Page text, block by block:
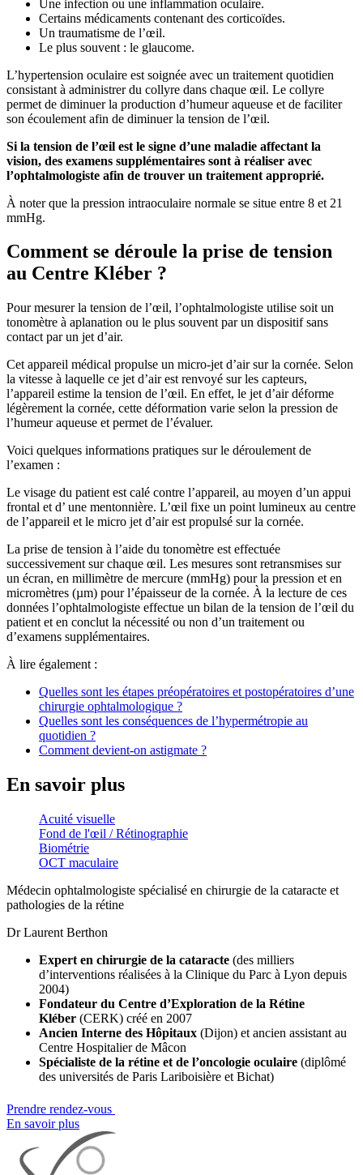
Une infection ou une inflammation oculaire.
Certains médicaments contenant des corticoïdes.
Un traumatisme de l’œil.
Le plus souvent : le glaucome.
L’hypertension oculaire est soignée avec un traitement quotidien
consistant à administrer du collyre dans chaque œil. Le collyre
permet de diminuer la production d’humeur aqueuse et de faciliter
son écoulement afin de diminuer la tension de l’œil.
Si la tension de l’œil est le signe d’une maladie affectant la
vision, des examens supplémentaires sont à réaliser avec
l’ophtalmologiste afin de trouver un traitement approprié.
À noter que la pression intraoculaire normale se situe entre 8 et 21
mmHg.
Comment se déroule la prise de tension
au Centre Kléber ?
Pour mesurer la tension de l’œil, l’ophtalmologiste utilise soit un
tonomètre à aplanation ou le plus souvent par un dispositif sans
contact par un jet d’air.
Cet appareil médical propulse un micro-jet d’air sur la cornée. Selon
la vitesse à laquelle ce jet d’air est renvoyé sur les capteurs,
l’appareil estime la tension de l’œil. En effet, le jet d’air déforme
légèrement la cornée, cette déformation varie selon la pression de
l’humeur aqueuse et permet de l’évaluer.
Voici quelques informations pratiques sur le déroulement de
l’examen :
Le visage du patient est calé contre l’appareil, au moyen d’un appui
frontal et d’ une mentonnière. L’œil fixe un point lumineux au centre
de l’appareil et le micro jet d’air est propulsé sur la cornée.
La prise de tension à l’aide du tonomètre est effectuée
successivement sur chaque œil. Les mesures sont retransmises sur
un écran, en millimètre de mercure (mmHg) pour la pression et en
micromètres (µm) pour l’épaisseur de la cornée. À la lecture de ces
données l’ophtalmologiste effectue un bilan de la tension de l’œil du
patient et en conclut la nécessité ou non d’un traitement ou
d’examens supplémentaires.
À lire également :
Quelles sont les étapes préopératoires et postopératoires d’une
chirurgie ophtalmologique ?
Quelles sont les conséquences de l’hypermétropie au
quotidien ?
Comment devient-on astigmate ?
En savoir plus
Acuité visuelle
Fond de l'œil / Rétinographie
Biométrie
OCT maculaire
Médecin ophtalmologiste spécialisé en chirurgie de la cataracte et
pathologies de la rétine
Dr Laurent Berthon
Expert en chirurgie de la cataracte (des milliers
d’interventions réalisées à la Clinique du Parc à Lyon depuis
2004)
Fondateur du Centre d’Exploration de la Rétine
Kléber (CERK) créé en 2007
Ancien Interne des Hôpitaux (Dijon) et ancien assistant au
Centre Hospitalier de Mâcon
Spécialiste de la rétine et de l’oncologie oculaire (diplômé
des universités de Paris Lariboisière et Bichat)
Prendre rendez-vous
En savoir plus